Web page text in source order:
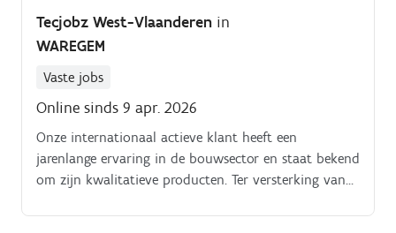
Tecjobz West-Vlaanderen in
WAREGEM
Vaste jobs
Online sinds 9 apr. 2026
Onze internationaal actieve klant heeft een
jarenlange ervaring in de bouwsector en staat bekend
om zijn kwalitatieve producten. Ter versterking van
die inzicht wil krijgen in het productieproces en